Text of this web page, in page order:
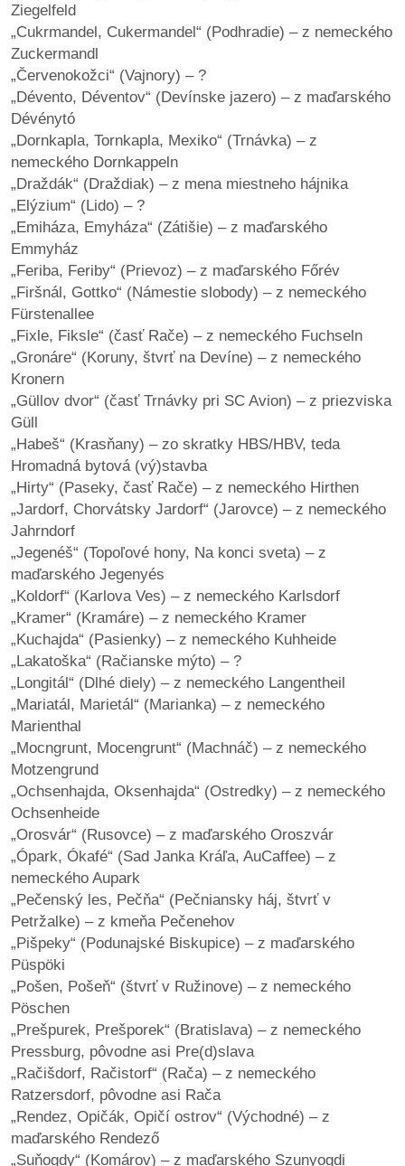
nás
podpora
podporte
podporili
nás
autorské
zázemie
Ziegelfeld
„Cukrmandel, Cukermandel“ (Podhradie) – z nemeckého
Zuckermandl
„Červenokožci“ (Vajnory) – ?
„Dévento, Déventov“ (Devínske jazero) – z maďarského
Dévénytó
„Dornkapla, Tornkapla, Mexiko“ (Trnávka) – z
nemeckého Dornkappeln
„Draždák“ (Draždiak) – z mena miestneho hájnika
„Elýzium“ (Lido) – ?
„Emiháza, Emyháza“ (Zátišie) – z maďarského
Emmyház
„Feriba, Feriby“ (Prievoz) – z maďarského Főrév
„Firšnál, Gottko“ (Námestie slobody) – z nemeckého
Fürstenallee
„Fixle, Fiksle“ (časť Rače) – z nemeckého Fuchseln
„Gronáre“ (Koruny, štvrť na Devíne) – z nemeckého
Kronern
„Güllov dvor“ (časť Trnávky pri SC Avion) – z priezviska
Güll
„Habeš“ (Krasňany) – zo skratky HBS/HBV, teda
Hromadná bytová (vý)stavba
„Hirty“ (Paseky, časť Rače) – z nemeckého Hirthen
„Jardorf, Chorvátsky Jardorf“ (Jarovce) – z nemeckého
Jahrndorf
„Jegenéš“ (Topoľové hony, Na konci sveta) – z
maďarského Jegenyés
„Koldorf“ (Karlova Ves) – z nemeckého Karlsdorf
„Kramer“ (Kramáre) – z nemeckého Kramer
„Kuchajda“ (Pasienky) – z nemeckého Kuhheide
„Lakatoška“ (Račianske mýto) – ?
„Longitál“ (Dlhé diely) – z nemeckého Langentheil
„Mariatál, Marietál“ (Marianka) – z nemeckého
Marienthal
„Mocngrunt, Mocengrunt“ (Machnáč) – z nemeckého
Motzengrund
„Ochsenhajda, Oksenhajda“ (Ostredky) – z nemeckého
Ochsenheide
„Orosvár“ (Rusovce) – z maďarského Oroszvár
„Ópark, Ókafé“ (Sad Janka Kráľa, AuCaffee) – z
nemeckého Aupark
„Pečenský les, Pečňa“ (Pečniansky háj, štvrť v
Petržalke) – z kmeňa Pečenehov
„Pišpeky“ (Podunajské Biskupice) – z maďarského
Püspöki
„Pošen, Pošeň“ (štvrť v Ružinove) – z nemeckého
Pöschen
„Prešpurek, Prešporek“ (Bratislava) – z nemeckého
Pressburg, pôvodne asi Pre(d)slava
„Račišdorf, Račistorf“ (Rača) – z nemeckého
Ratzersdorf, pôvodne asi Rača
„Rendez, Opičák, Opičí ostrov“ (Východné) – z
maďarského Rendező
„Suňogdy“ (Komárov) – z maďarského Szunyogdi